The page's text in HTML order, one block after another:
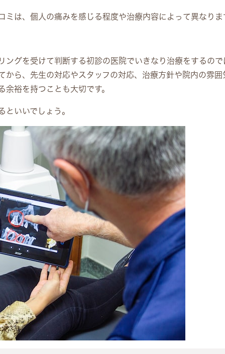
ミは、個人の痛みを感じる程度や治療内容によって異なりま
ングを受けて判断する初診の医院でいきなり治療をするので
から、先生の対応やスタッフの対応、治療方針や院内の雰囲
裕を持つことも大切です。
といいでしょう。